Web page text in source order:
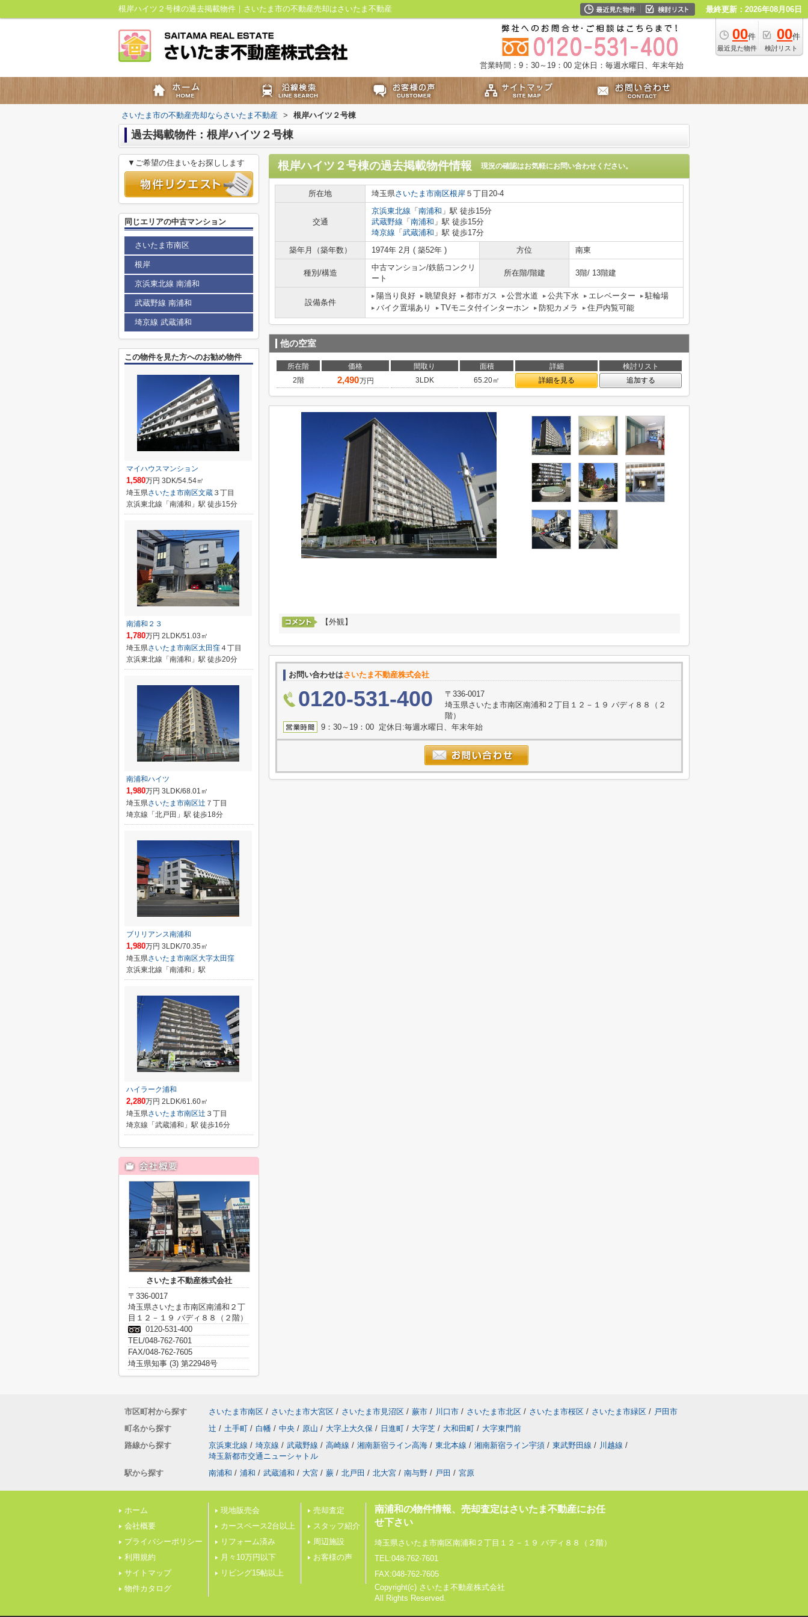
根岸ハイツ２号棟の過去掲載物件｜さいたま市の不動産売却はさいたま不動産 最終更新：2026年08月06日
00件
最近見た物件
00件
検討リスト
営業時間：9：30～19：00 定休日：毎週水曜日、年末年始
さいたま市の不動産売却ならさいたま不動産 > 根岸ハイツ２号棟
過去掲載物件：根岸ハイツ２号棟
根岸ハイツ２号棟の過去掲載物件情報 現況の確認はお気軽にお問い合わせください。
所在地 埼玉県さいたま市南区根岸 ５丁目20-4
交通
京浜東北線 「 南浦和 」駅 徒歩15分
武蔵野線 「 南浦和 」駅 徒歩15分
埼京線 「 武蔵浦和 」駅 徒歩17分
築年月（築年数）
1974年 2月 ( 築52年 ) 方位 南東
種別/構造
中古マンション/鉄筋コンクリ
ート
所在階/階建 3階/ 13階建
設備条件
陽当り良好 眺望良好 都市ガス 公営水道 公共下水 エレベーター
駐輪場
バイク置場あり
TVモニタ付インターホン 防犯カメラ 住戸内覧可能
他の空室
所在階 価格 間取り 面積 詳細
検討リスト
2階
2,490万円 3LDK 65.20㎡ 詳細を見る 追加する
【外観】
お問い合わせはさいたま不動産株式会社
0120-531-400
〒336-0017
埼玉県さいたま市南区南浦和２丁目１２－１９ バディ８８（２
階）
9：30～19：00 定休日:毎週水曜日、年末年始
▼ご希望の住まいをお探しします
同じエリアの中古マンション
さいたま市南区
根岸
京浜東北線 南浦和
武蔵野線 南浦和
埼京線 武蔵浦和
この物件を見た方へのお勧め物件
マイハウスマンション
1,580万円 3DK/54.54㎡
埼玉県さいたま市南区文蔵 ３丁目
京浜東北線「南浦和」駅 徒歩15分
南浦和２３
1,780万円 2LDK/51.03㎡
埼玉県さいたま市南区太田窪４丁目
京浜東北線「南浦和」駅 徒歩20分
南浦和ハイツ
1,980万円 3LDK/68.01㎡
埼玉県さいたま市南区辻 ７丁目
埼京線「北戸田」駅 徒歩18分
ブリリアンス南浦和
1,980万円 3LDK/70.35㎡
埼玉県さいたま市南区大字太田窪
京浜東北線「南浦和」駅
ハイラーク浦和
2,280万円 2LDK/61.60㎡
埼玉県さいたま市南区辻 ３丁目
埼京線「武蔵浦和」駅 徒歩16分
さいたま不動産株式会社
〒336-0017
埼玉県さいたま市南区南浦和２丁
目１２－１９ バディ８８（２階）
0120-531-400
TEL/048-762-7601
FAX/048-762-7605
埼玉県知事 (3) 第22948号
市区町村から探す さいたま市南区 / さいたま市大宮区 / さいたま市見沼区 / 蕨市 / 川口市 / さいたま市北区 / さいたま市桜区 / さいたま市緑区 / 戸田市
町名から探す
辻 / 土手町 / 白幡 / 中央 / 原山 / 大字上大久保 / 日進町 / 大字芝 / 大和田町 / 大字東門前
路線から探す
京浜東北線 / 埼京線 / 武蔵野線 / 高崎線 / 湘南新宿ライン高海 / 東北本線 / 湘南新宿ライン宇須 / 東武野田線 / 川越線 /
埼玉新都市交通ニューシャトル
駅から探す
南浦和 / 浦和 / 武蔵浦和 / 大宮 / 蕨 / 北戸田 / 北大宮 / 南与野 / 戸田 / 宮原
ホーム
会社概要
プライバシーポリシー
利用規約
サイトマップ
物件カタログ
現地販売会
カースペース2台以上
リフォーム済み
月々10万円以下
リビング15帖以上
売却査定
スタッフ紹介
周辺施設
お客様の声
南浦和の物件情報、売却査定はさいたま不動産にお任
せ下さい
埼玉県さいたま市南区南浦和２丁目１２－１９ バディ８８（２階）
TEL:048-762-7601
FAX:048-762-7605
Copyright(c) さいたま不動産株式会社
All Rights Reserved.